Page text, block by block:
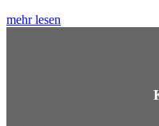
mehr lesen